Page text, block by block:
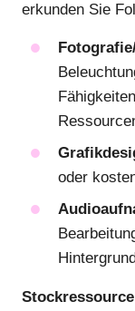
erkunden Sie
oder